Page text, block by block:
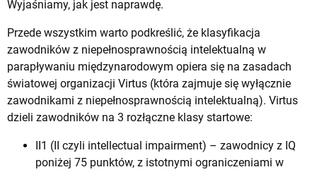
Wyjaśniamy, jak jest naprawdę.
Przede wszystkim warto podkreślić, że klasyfikacja
zawodników z niepełnosprawnością intelektualną w
parapływaniu międzynarodowym opiera się na zasadach
światowej organizacji Virtus (która zajmuje się wyłącznie
zawodnikami z niepełnosprawnością intelektualną). Virtus
dzieli zawodników na 3 rozłączne klasy startowe:
II1 (II czyli intellectual impairment) – zawodnicy z IQ
poniżej 75 punktów, z istotnymi ograniczeniami w